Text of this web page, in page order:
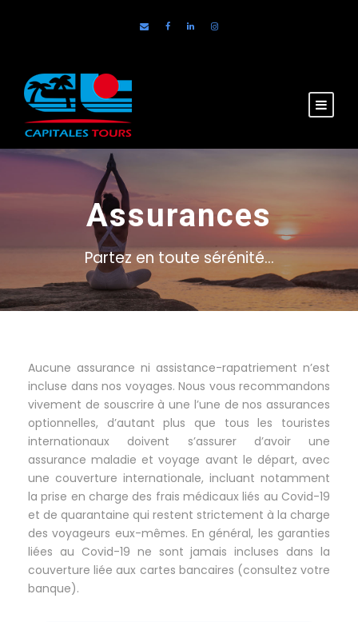
Assurances
Partez en toute sérénité…
Aucune assurance ni assistance-rapatriement n’est
incluse dans nos voyages. Nous vous recommandons
vivement de souscrire à une l’une de nos assurances
optionnelles, d’autant plus que tous les touristes
internationaux doivent s’assurer d’avoir une
assurance maladie et voyage avant le départ, avec
une couverture internationale, incluant notamment
la prise en charge des frais médicaux liés au Covid-19
et de quarantaine qui restent strictement à la charge
des voyageurs eux-mêmes. En général, les garanties
liées au Covid-19 ne sont jamais incluses dans la
couverture liée aux cartes bancaires (consultez votre
banque).